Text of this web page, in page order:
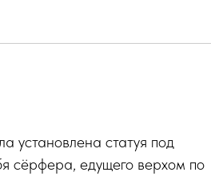
установлена статуя под
сёрфера, едущего верхом по